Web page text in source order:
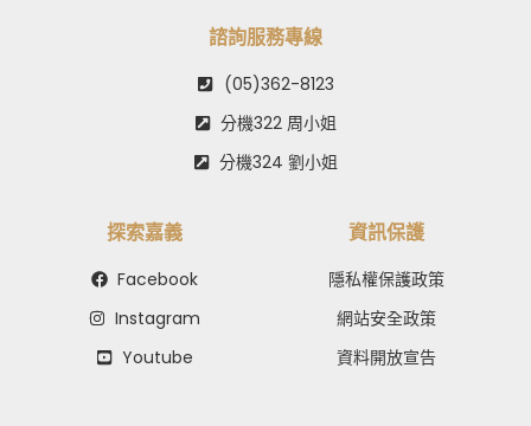
諮詢服務專線
(05)362-8123
分機322 周小姐
分機324 劉小姐
探索嘉義
Facebook
Instagram
Youtube
資訊保護
隱私權保護政策
網站安全政策
資料開放宣告